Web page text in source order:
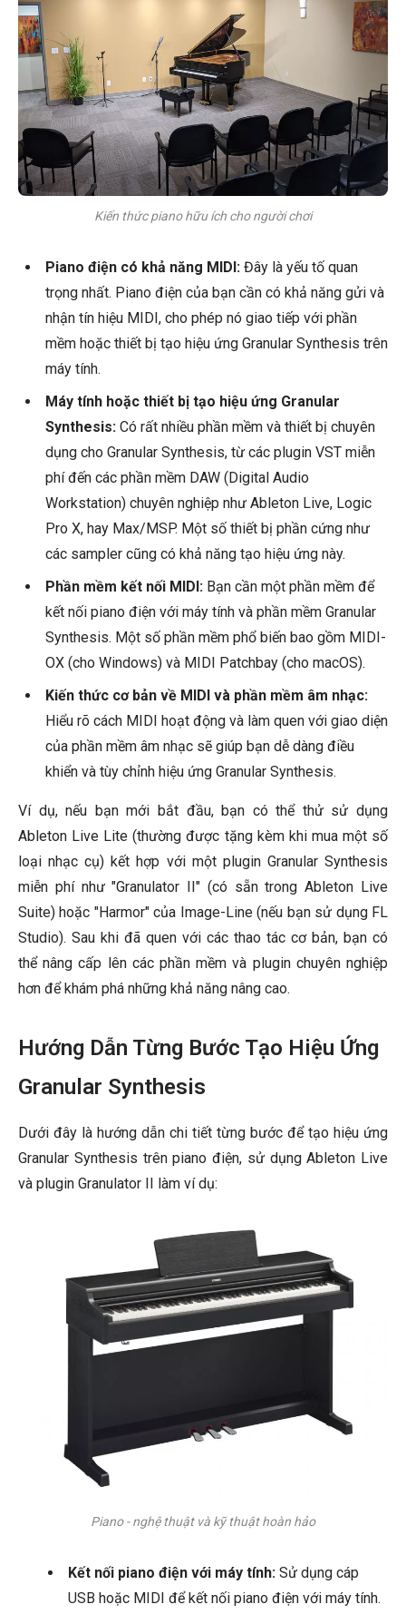
Kiến thức piano hữu ích cho người chơi
Piano điện có khả năng MIDI: Đây là yếu tố quan
trọng nhất. Piano điện của bạn cần có khả năng gửi và
nhận tín hiệu MIDI, cho phép nó giao tiếp với phần
mềm hoặc thiết bị tạo hiệu ứng Granular Synthesis trên
máy tính.
Máy tính hoặc thiết bị tạo hiệu ứng Granular
Synthesis: Có rất nhiều phần mềm và thiết bị chuyên
dụng cho Granular Synthesis, từ các plugin VST miễn
phí đến các phần mềm DAW (Digital Audio
Workstation) chuyên nghiệp như Ableton Live, Logic
Pro X, hay Max/MSP. Một số thiết bị phần cứng như
các sampler cũng có khả năng tạo hiệu ứng này.
Phần mềm kết nối MIDI: Bạn cần một phần mềm để
kết nối piano điện với máy tính và phần mềm Granular
Synthesis. Một số phần mềm phổ biến bao gồm MIDI-
OX (cho Windows) và MIDI Patchbay (cho macOS).
Kiến thức cơ bản về MIDI và phần mềm âm nhạc:
Hiểu rõ cách MIDI hoạt động và làm quen với giao diện
của phần mềm âm nhạc sẽ giúp bạn dễ dàng điều
khiển và tùy chỉnh hiệu ứng Granular Synthesis.
Ví dụ, nếu bạn mới bắt đầu, bạn có thể thử sử dụng
Ableton Live Lite (thường được tặng kèm khi mua một số
loại nhạc cụ) kết hợp với một plugin Granular Synthesis
miễn phí như "Granulator II" (có sẵn trong Ableton Live
Suite) hoặc "Harmor" của Image-Line (nếu bạn sử dụng FL
Studio). Sau khi đã quen với các thao tác cơ bản, bạn có
thể nâng cấp lên các phần mềm và plugin chuyên nghiệp
hơn để khám phá những khả năng nâng cao.
Hướng Dẫn Từng Bước Tạo Hiệu Ứng
Granular Synthesis
Dưới đây là hướng dẫn chi tiết từng bước để tạo hiệu ứng
Granular Synthesis trên piano điện, sử dụng Ableton Live
và plugin Granulator II làm ví dụ:
Piano - nghệ thuật và kỹ thuật hoàn hảo
Kết nối piano điện với máy tính: Sử dụng cáp
USB hoặc MIDI để kết nối piano điện với máy tính.